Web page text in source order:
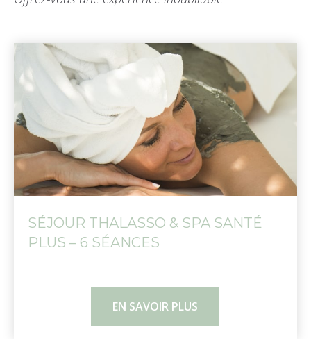
SÉJOUR THALASSO & SPA SANTÉ
PLUS – 6 SÉANCES
EN SAVOIR PLUS